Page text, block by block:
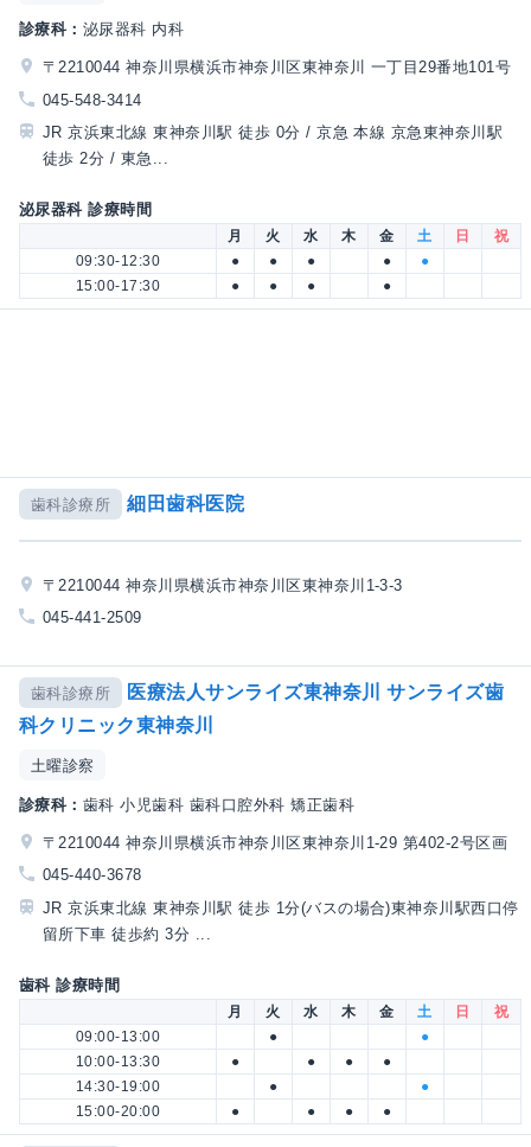
診療科： 泌尿器科 内科
〒2210044 神奈川県横浜市神奈川区東神奈川 一丁目29番地101号
045-548-3414
JR 京浜東北線 東神奈川駅 徒歩 0分 / 京急 本線 京急東神奈川駅
徒歩 2分 / 東急...
泌尿器科 診療時間
月 火 水 木 金 土 日
祝
09:30-12:30
● ● ● ●
●
15:00-17:30
● ● ● ●
歯科診療所 細田歯科医院
〒2210044 神奈川県横浜市神奈川区東神奈川1-3-3
045-441-2509
歯科診療所
医療法人サンライズ東神奈川 サンライズ歯
科クリニック東神奈川
土曜診察
診療科： 歯科 小児歯科 歯科口腔外科 矯正歯科
〒2210044 神奈川県横浜市神奈川区東神奈川1-29 第402-2号区画
045-440-3678
JR 京浜東北線 東神奈川駅 徒歩 1分(バスの場合)東神奈川駅西口停
留所下車 徒歩約 3分 ...
歯科 診療時間
月 火 水 木 金 土 日
祝
09:00-13:00
●
●
10:00-13:30
● ● ●
●
14:30-19:00
●
●
15:00-20:00
● ● ● ●